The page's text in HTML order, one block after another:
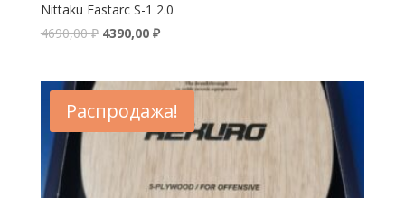
Nittaku Fastarc S-1 2.0
4690,00₽ 4390,00 ₽
Распродажа!